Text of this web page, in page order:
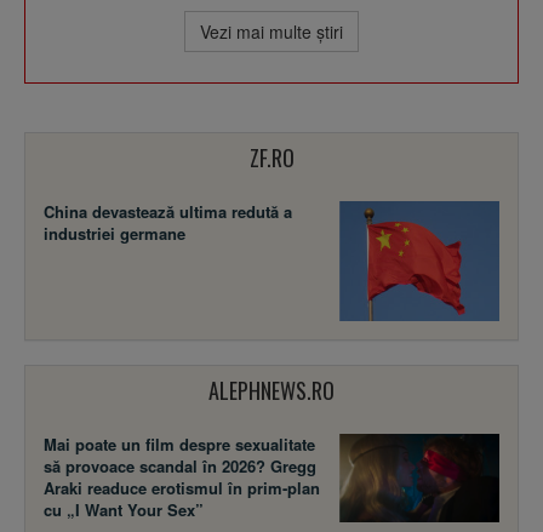
Vezi mai multe ştiri
ZF.RO
China devastează ultima redută a
industriei germane
ALEPHNEWS.RO
Mai poate un film despre sexualitate
să provoace scandal în 2026? Gregg
Araki readuce erotismul în prim-plan
cu „I Want Your Sex”